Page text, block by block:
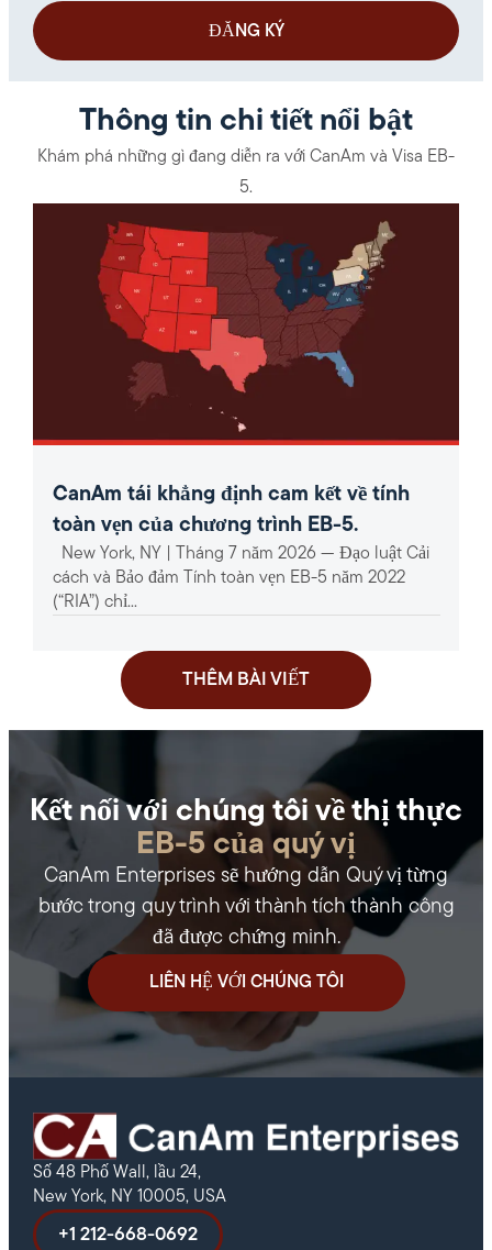
Thông tin chi tiết nổi bật
Khám phá những gì đang diễn ra với CanAm và Visa EB-
5.
CanAm tái khẳng định cam kết về tính
toàn vẹn của chương trình EB-5.
New York, NY | Tháng 7 năm 2026 — Đạo luật Cải
cách và Bảo đảm Tính toàn vẹn EB-5 năm 2022
(“RIA”) chỉ...
THÊM BÀI VIẾT
Kết nối với chúng tôi về thị thực
EB-5 của quý vị
CanAm Enterprises sẽ hướng dẫn Quý vị từng
bước trong quy trình với thành tích thành công
đã được chứng minh.
LIÊN HỆ VỚI CHÚNG TÔI
Số 48 Phố Wall, lầu 24,
New York, NY 10005, USA
+1 212-668-0692